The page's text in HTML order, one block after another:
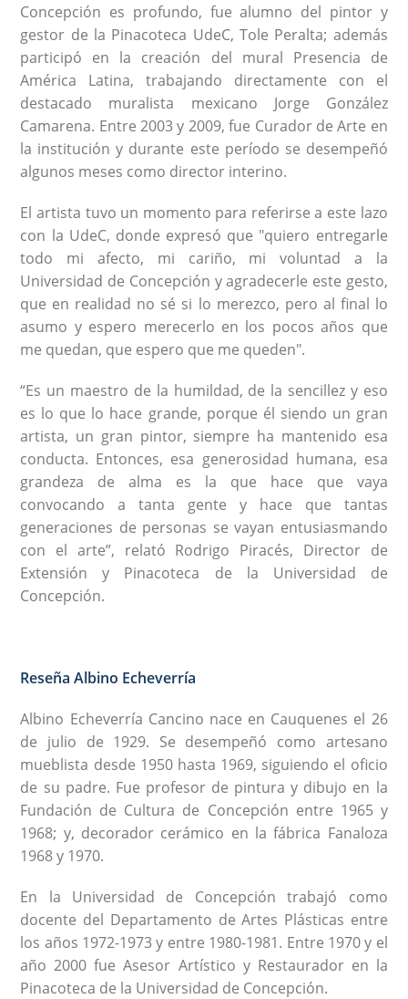
Concepción es profundo, fue alumno del pintor y
gestor de la Pinacoteca UdeC, Tole Peralta; además
participó en la creación del mural Presencia de
América Latina, trabajando directamente con el
destacado muralista mexicano Jorge González
Camarena. Entre 2003 y 2009, fue Curador de Arte en
la institución y durante este período se desempeñó
algunos meses como director interino.
El artista tuvo un momento para referirse a este lazo
con la UdeC, donde expresó que "quiero entregarle
todo mi afecto, mi cariño, mi voluntad a la
Universidad de Concepción y agradecerle este gesto,
que en realidad no sé si lo merezco, pero al final lo
asumo y espero merecerlo en los pocos años que
me quedan, que espero que me queden".
“Es un maestro de la humildad, de la sencillez y eso
es lo que lo hace grande, porque él siendo un gran
artista, un gran pintor, siempre ha mantenido esa
conducta. Entonces, esa generosidad humana, esa
grandeza de alma es la que hace que vaya
convocando a tanta gente y hace que tantas
generaciones de personas se vayan entusiasmando
con el arte”, relató Rodrigo Piracés, Director de
Extensión y Pinacoteca de la Universidad de
Concepción.
Reseña Albino Echeverría
Albino Echeverría Cancino nace en Cauquenes el 26
de julio de 1929. Se desempeñó como artesano
mueblista desde 1950 hasta 1969, siguiendo el oficio
de su padre. Fue profesor de pintura y dibujo en la
Fundación de Cultura de Concepción entre 1965 y
1968; y, decorador cerámico en la fábrica Fanaloza
1968 y 1970.
En la Universidad de Concepción trabajó como
docente del Departamento de Artes Plásticas entre
los años 1972-1973 y entre 1980-1981. Entre 1970 y el
año 2000 fue Asesor Artístico y Restaurador en la
Pinacoteca de la Universidad de Concepción.